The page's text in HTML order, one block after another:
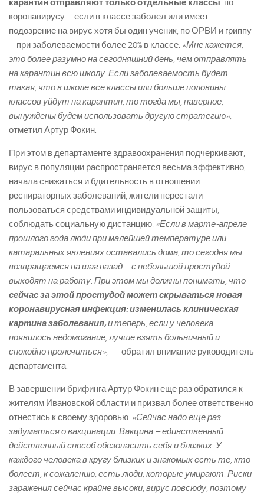
карантин отправляют только отдельные классы: по
коронавирусу – если в классе заболел или имеет
подозрение на вирус хотя бы один ученик, по ОРВИ и гриппу
– при заболеваемости более 20% в классе. «Мне кажется,
это более разумно на сегодняшний день, чем отправлять
на карантин всю школу. Если заболеваемость будет
такая, что в школе все классы или больше половины
классов уйдут на карантин, то тогда мы, наверное,
вынуждены будем использовать другую стратегию», —
отметил Артур Фокин.
При этом в департаменте здравоохранения подчеркивают,
вирус в популяции распространяется весьма эффективно,
начала снижаться и бдительность в отношении
респираторных заболеваний, жители перестали
пользоваться средствами индивидуальной защиты,
соблюдать социальную дистанцию. «Если в марте-апреле
прошлого года люди при малейшей температуре или
катаральных явлениях оставались дома, то сегодня мы
возвращаемся на шаг назад – с небольшой простудой
выходят на работу. При этом мы должны понимать, что
сейчас за этой простудой может скрываться новая
коронавирусная инфекция: изменилась клиническая
картина заболевания,и теперь, если у человека
появилось недомогание, лучше взять больничный и
спокойно пролечиться», — обратил внимание руководитель
департамента.
В завершении брифинга Артур Фокин еще раз обратился к
жителям Ивановской области и призвал более ответственно
отнестись к своему здоровью. «Сейчас надо еще раз
задуматься о вакцинации. Вакцина – единственный
действенный способ обезопасить себя и близких. У
каждого человека в кругу близких и знакомых есть те, кто
болеет, к сожалению, есть люди, которые умирают. Риски
заражения сейчас крайне высоки, вирус повсюду, поэтому